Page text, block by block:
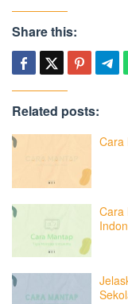
Share this:
Related posts:
Cara
Cara